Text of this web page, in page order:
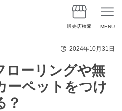
販売店検索 MENU
ローリングや無
ーペットをつけ
？
2024年10月31日